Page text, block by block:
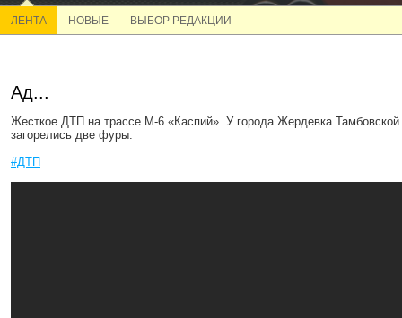
ЛЕНТА НОВЫЕ ВЫБОР РЕДАКЦИИ
Ад...
Жесткое ДТП на трассе М-6 «Каспий». У города Жердевка Тамбовской
загорелись две фуры.
#ДТП